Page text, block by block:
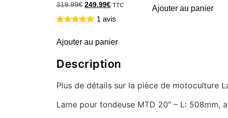
319.99€ 249.99€ TTC
1 avis
Ajouter au panier
Ajouter au panier
Description
Plus de détails sur la pièce de motoculture
Lame pour tondeuse MTD 20″ – L: 508mm,